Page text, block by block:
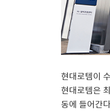
현대로템이
현대로템은
동에 들어간